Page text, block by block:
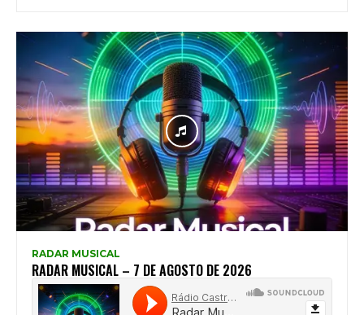
RADAR MUSICAL
RADAR MUSICAL – 7 DE AGOSTO DE 2026